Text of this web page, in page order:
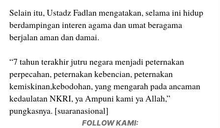
Selain itu, Ustadz Fadlan mengatakan, selama ini hidup
berdampingan interen agama dan umat beragama
berjalan aman dan damai.
“7 tahun terakhir jutru negara menjadi peternakan
perpecahan, peternakan kebencian, peternakan
kemiskinan,kebodohan, yang mengarah pada ancaman
kedaulatan NKRI, ya Ampuni kami ya Allah,”
pungkasnya. [suaranasional]
FOLLOW KAMI: